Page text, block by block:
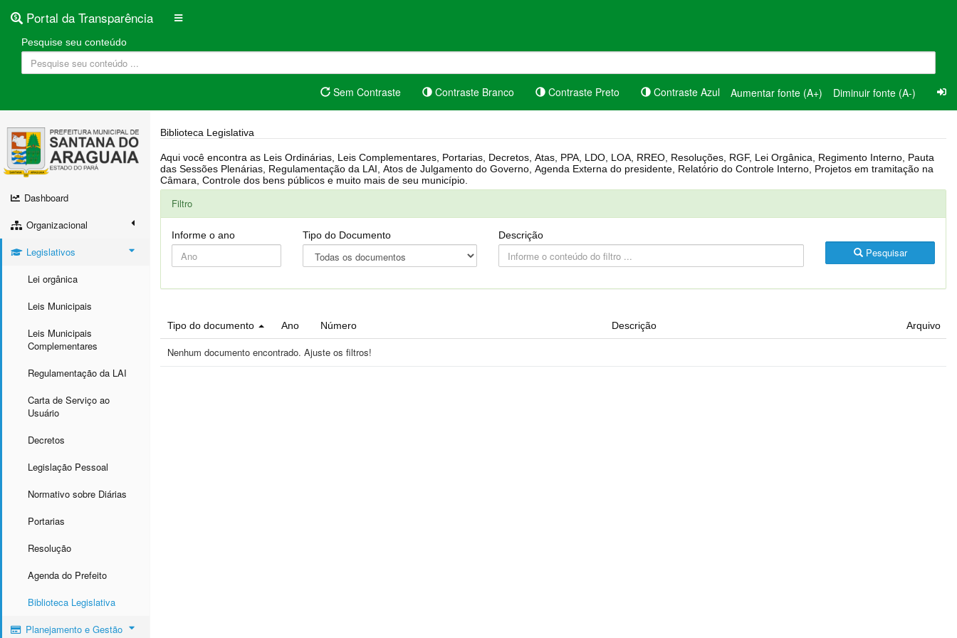
Portal da Transparência
Pesquise seu conteúdo
Sem Contraste Contraste Branco Contraste Preto Contraste Azul Aumentar fonte (A+) Diminuir fonte (A-)
Dashboard
Organizacional
Legislativos
Lei orgânica
Leis Municipais
Leis Municipais
Complementares
Regulamentação da LAI
Carta de Serviço ao
Usuário
Decretos
Legislação Pessoal
Normativo sobre Diárias
Portarias
Resolução
Agenda do Prefeito
Biblioteca Legislativa
Planejamento e Gestão
Biblioteca Legislativa
Aqui você encontra as Leis Ordinárias, Leis Complementares, Portarias, Decretos, Atas, PPA, LDO, LOA, RREO, Resoluções, RGF, Lei Orgânica, Regimento Interno, Pauta
das Sessões Plenárias, Regulamentação da LAI, Atos de Julgamento do Governo, Agenda Externa do presidente, Relatório do Controle Interno, Projetos em tramitação na
Câmara, Controle dos bens públicos e muito mais de seu município.
Filtro
Informe o ano Tipo do Documento Descrição
Pesquisar
Tipo do documento Ano Número Descrição Arquivo
Nenhum documento encontrado. Ajuste os filtros!